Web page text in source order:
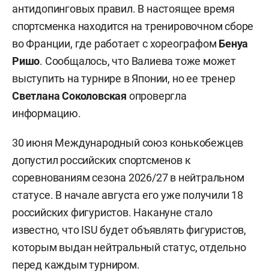
антидопинговых правил. В настоящее время
спортсменка находится на тренировочном сборе
во Франции, где работает с хореографом Бенуа
Ришо. Сообщалось, что Валиева тоже может
выступить на турнире в Японии, но ее тренер
Светлана Соколовская опровергла
информацию.
30 июня Международный союз конькобежцев
допустил российских спортсменов к
соревнованиям сезона 2026/27 в нейтральном
статусе. В начале августа его уже получили 18
российских фигуристов. Накануне стало
известно, что ISU будет объявлять фигуристов,
которым выдан нейтральный статус, отдельно
перед каждым турниром.